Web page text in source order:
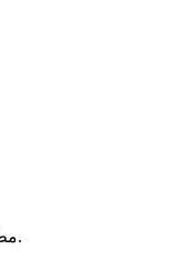
مطلوب لعربة التسوق، الدفع، وميزات الأمان.